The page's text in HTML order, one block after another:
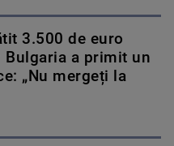
3.500 de euro
Bulgaria a primit un
„Nu mergeți la